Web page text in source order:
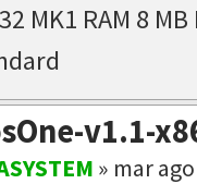
MK1 RAM 8 MB
v1.1-
» mar